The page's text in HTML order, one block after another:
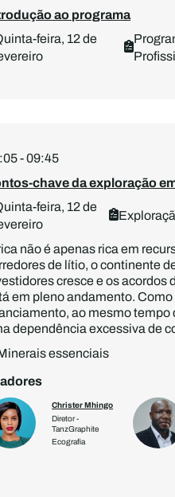
ao programa
feira, 12 de
- 09:45
chave da exploração
feira, 12 de
não é apenas rica em
de lítio, o continente
cresce e os acordos
em pleno andamento.
ao mesmo
dependência excessiva de
essenciais
Christer Mhingo
Diretor -
TanzGraphite
Ecografia